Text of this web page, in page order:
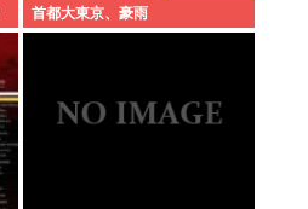
首都大東京、豪雨